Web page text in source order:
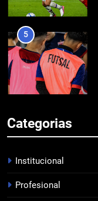
5
7
Categorias
Institucional
Profesional